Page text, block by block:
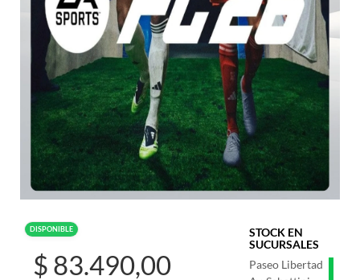
DISPONIBLE
STOCK EN
SUCURSALES
Paseo Libertad
$ 83.490,00